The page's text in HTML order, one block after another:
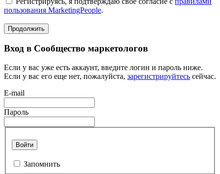
пользования MarketingPeople.
Продолжить
Вход в Сообщество маркетологов
Если у вас уже есть аккаунт, введите логин и пароль ниже.
Если у вас его еще нет, пожалуйста, зарегистрируйтесь сейчас.
E-mail
Пароль
Войти
Запомнить